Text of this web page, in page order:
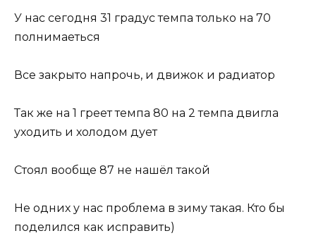
У нас сегодня 31 градус темпа только на 70
полнимаеться
Все закрыто напрочь, и движок и радиатор
Так же на 1 греет темпа 80 на 2 темпа двигла
уходить и холодом дует
Стоял вообще 87 не нашёл такой
Не одних у нас проблема в зиму такая. Кто бы
поделился как исправить)